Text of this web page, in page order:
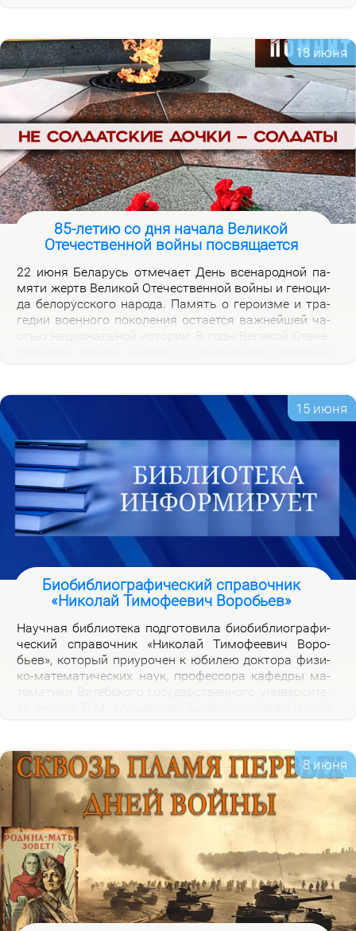
18 июня
85-летию со дня начала Великой
Отечественной войны посвящается
22 июня Бе­ла­русь от­ме­ча­ет День все­на­род­ной па­
мя­ти жертв Ве­ли­кой Оте­че­ствен­ной вой­ны и ге­но­ци­
да бе­ло­рус­ско­го на­ро­да. Па­мять о ге­ро­из­ме и тра­
ге­дии во­ен­но­го по­ко­ле­ния оста­ет­ся важ­ней­шей ча­
ских от­ря­дах.
15 июня
Биобиблиографический справочник
«Николай Тимофеевич Воробьев»
На­уч­ная биб­лио­те­ка под­го­то­ви­ла био­биб­лио­гра­фи­
че­ский спра­воч­ник «Ни­ко­лай Ти­мо­фе­е­вич Во­ро­
бьев», ко­то­рый при­уро­чен к юби­лею док­то­ра физи­
ко-ма­те­ма­ти­че­ских на­ук, про­фес­со­ра ка­фед­ры ма­
2026 го­дов и пуб­ли­ка­ций о нем и его ра­бо­тах. Спра­
воч­ник пред­на­зна­чен для на­уч­ных ра­бот­ни­ков, пре­
по­да­ва­те­лей, ас­пи­ран­тов, сту­ден­тов, всех тех, кто
ин­те­ре­су­ет­ся тео­ри­ей клас­сов ко­неч­ных групп и ме­
то­ди­кой пре­по­да­ва­ния ма­те­ма­ти­ки в шко­ле и ву­зе,
а так­же жиз­нью и де­я­тель­но­стью Ни­ко­лая Ти­мо­фе­
е­ви­ча Во­ро­бье­ва.
8 июня